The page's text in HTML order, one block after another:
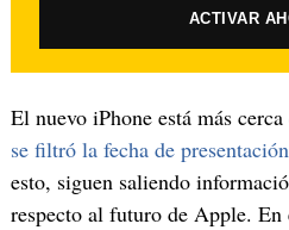
ACTIVAR
El nuevo iPhone está más
se filtró la fecha de
esto, siguen saliendo
respecto al futuro de Apple. En